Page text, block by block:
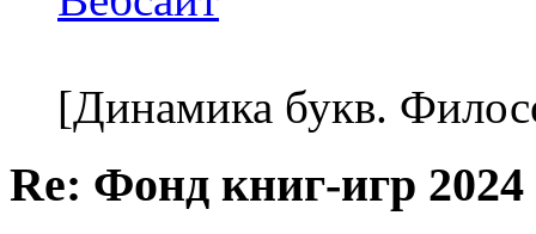
[Динамика букв.
Re: Фонд книг-игр 2024